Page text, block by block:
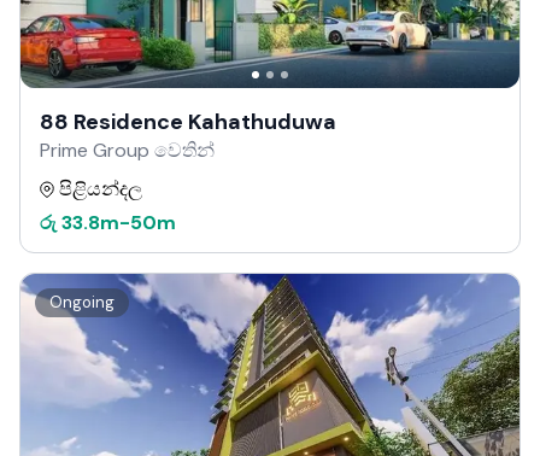
88 Residence Kahathuduwa
Prime Group වෙතින්
පිළියන්දල
රු 33.8m-50m
Ongoing